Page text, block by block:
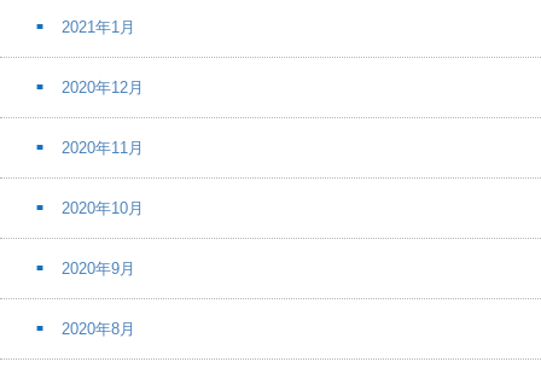
2021年1月
2020年12月
2020年11月
2020年10月
2020年9月
2020年8月